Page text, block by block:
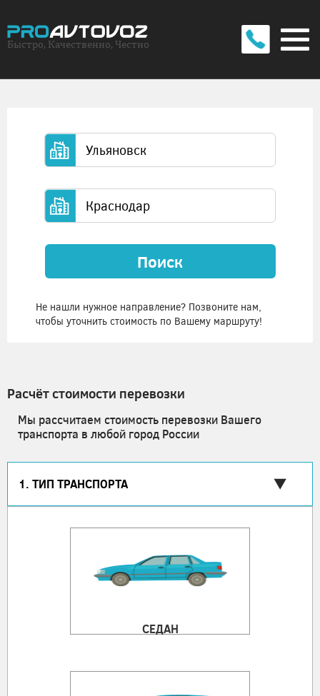
Быстро, Качественно, Честно
Поиск
Не нашли нужное направление? Позвоните нам,
чтобы уточнить стоимость по Вашему маршруту!
Расчёт стоимости перевозки
Мы рассчитаем стоимость перевозки Вашего
транспорта в любой город России
1. ТИП ТРАНСПОРТА
СЕДАН